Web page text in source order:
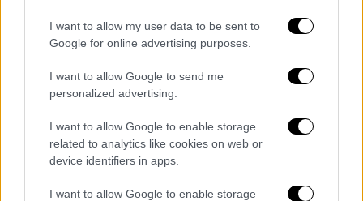
I want to allow my user data to be sent to
Google for online advertising purposes.
I want to allow Google to send me
personalized advertising.
I want to allow Google to enable storage
related to analytics like cookies on web or
device identifiers in apps.
I want to allow Google to enable storage
μετά το «γαλάζιο» μπλόκο στον διορισμό
της - Τους κατηγορεί για ρεβανσισμό
«Πόλεμος» έχει ξεσπάσει μεταξύ της
καθηγήτριας του ΑΠΘ Κατερίνας
Φουντεδάκη και της Κυβέρνησης αναφορικά
με το μπλόκο των γαλάζιων βουλευτών